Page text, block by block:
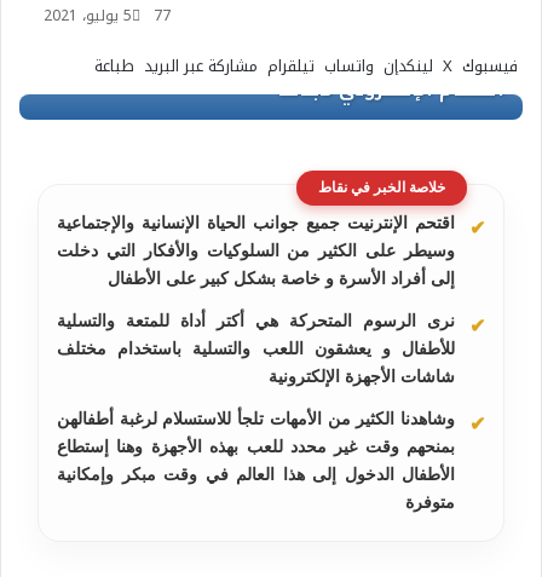
5 يوليو، 2021
فيسبوك ‫X لينكدإن واتساب تيلقرام مشاركة عبر البريد طباعة
خلاصة الخبر في نقاط
اقتحم الإنترنيت جميع جوانب الحياة الإنسانية والإجتماعية
وسيطر على الكثير من السلوكيات والأفكار التي دخلت
إلى أفراد الأسرة و خاصة بشكل كبير على الأطفال
نرى الرسوم المتحركة هي أكتر أداة للمتعة والتسلية
للأطفال و يعشقون اللعب والتسلية باستخدام مختلف
شاشات الأجهزة الإلكترونية
وشاهدنا الكثير من الأمهات تلجأ للاستسلام لرغبة أطفالهن
بمنحهم وقت غير محدد للعب بهذه الأجهزة وهنا إستطاع
الأطفال الدخول إلى هذا العالم في وقت مبكر وإمكانية
متوفرة